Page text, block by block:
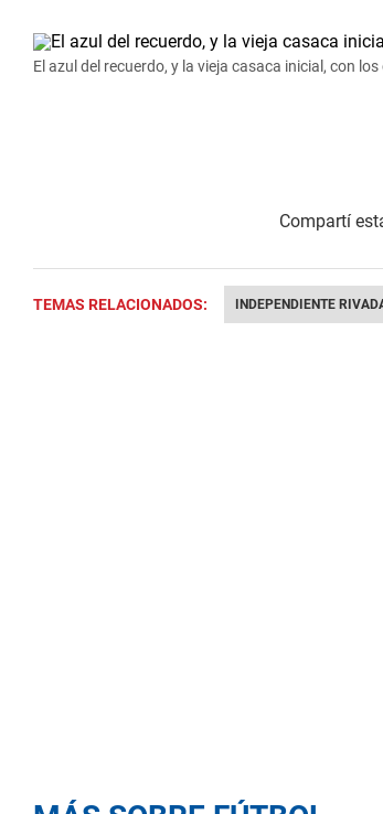
El azul del recuerdo, y la vieja casaca inicial, con
TEMAS RELACIONADOS: INDEPENDIENTE